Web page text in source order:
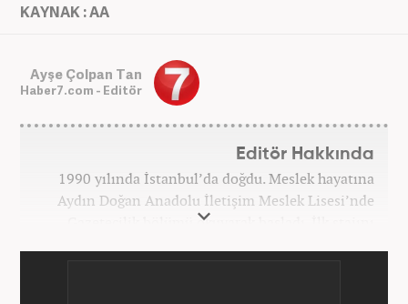
KAYNAK : AA
Ayşe Çolpan Tan
Haber7.com - Editör
Editör Hakkında
1990 yılında İstanbul’da doğdu. Meslek hayatına
Aydın Doğan Anadolu İletişim Meslek Lisesi’nde
Gazetecilik bölümü okuyarak başladı. İlk stajını